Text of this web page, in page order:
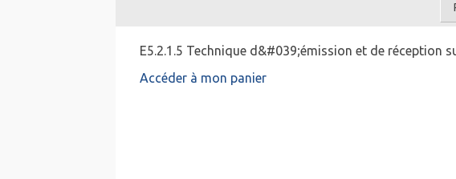
E5.2.1.5 Technique d&#039;émission et de réception
Accéder à mon panier